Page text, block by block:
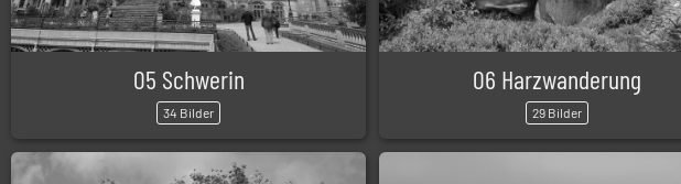
05 Schwerin
34 Bilder
06 Harzwanderung
29 Bilder